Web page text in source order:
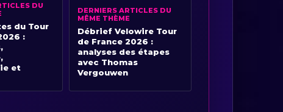
DU
du Tour
:
et
DERNIERS ARTICLES DU
MÊME THÈME
Débrief Velowire Tour
de France 2026 :
analyses des étapes
avec Thomas
Vergouwen